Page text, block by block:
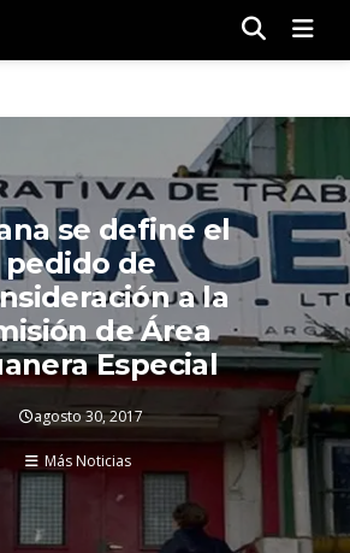
se define el
pedido de
a la
de Área
Especial
agosto 30, 2017
Más Noticias